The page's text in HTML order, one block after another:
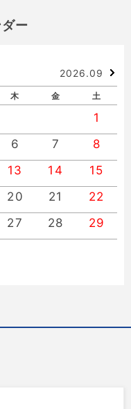
ー
2026.09
木 金 土
1
6 7
8
13 14
15
20 21
22
27 28 29